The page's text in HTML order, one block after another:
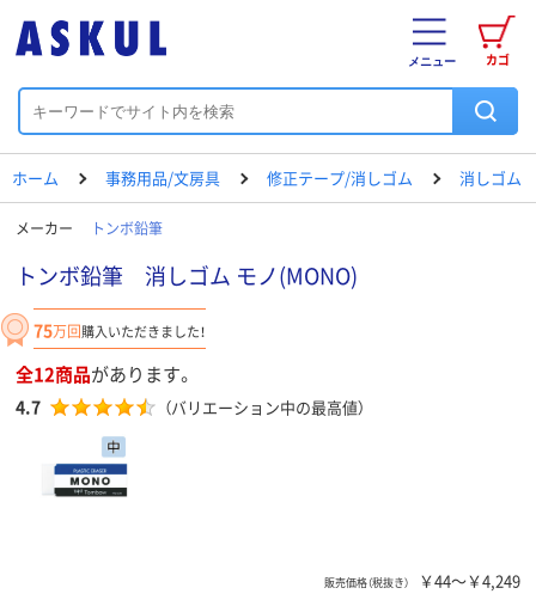
カゴ
メニュー
ホーム 事務用品/文房具 修正テープ/消しゴム 消しゴム
メーカー トンボ鉛筆
トンボ鉛筆 消しゴム モノ(MONO)
75万回購入いただきました！
全12商品があります。
4.7 （バリエーション中の最高値）
販売価格（税抜き） ￥44～￥4,249